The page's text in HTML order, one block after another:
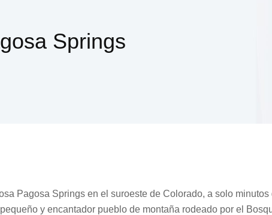
Springs
Pagosa Springs en el suroeste de Colorado, a solo
y encantador pueblo de montaña rodeado por el